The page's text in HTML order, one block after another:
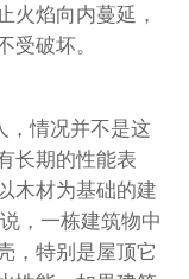
火焰向内蔓延，
受破坏。
，情况并不是这
长期的性能表
木材为基础的建
，一栋建筑物中
，特别是屋顶它